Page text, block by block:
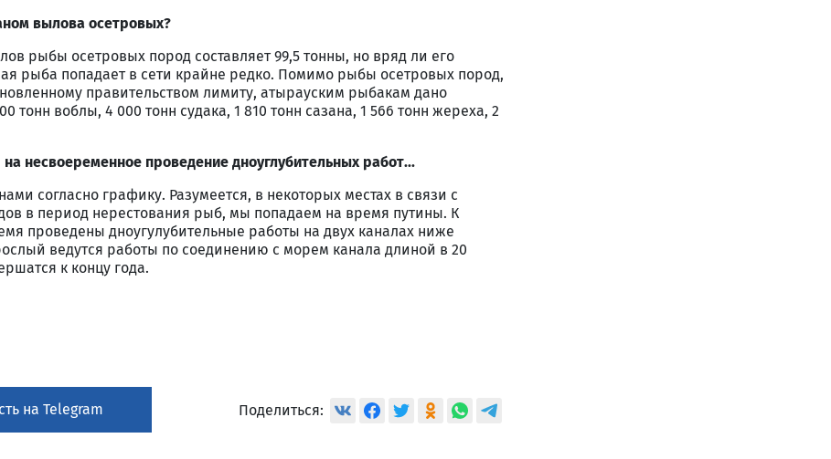
вылова осетровых?
рыбы осетровых пород составляет 99,5 тонны, но вряд ли его
рыба попадает в сети крайне редко. Помимо рыбы осетровых пород,
правительством лимиту, атырауским рыбакам дано
тонн воблы, 4 000 тонн судака, 1 810 тонн сазана, 1 566 тонн жереха, 2
несвоеременное проведение дноуглубительных работ...
согласно графику. Разумеется, в некоторых местах в связи с
в период нерестования рыб, мы попадаем на время путины. К
проведены дноугулубительные работы на двух каналах ниже
ведутся работы по соединению с морем канала длиной в 20
к концу года.
на Telegram Поделиться: